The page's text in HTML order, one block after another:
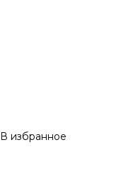
В избранное